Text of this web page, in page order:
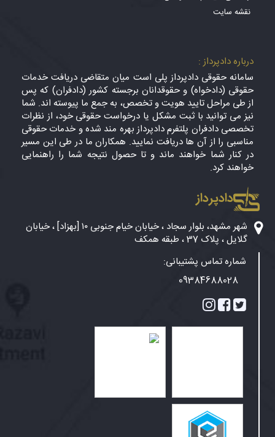
نقشه سایت
درباره دادپرداز :
سامانه حقوقی دادپرداز پلی است میان متقاضی دریافت خدمات
حقوقی (دادخواه) و حقوقدانان برجسته کشور (دادفران) که پس
از طی مراحل تایید هویت و تخصص، به جمع ما پیوسته اند. شما
نیز می توانید با ثبت مشکل یا درخواست حقوقی خود، از نظرات
تخصصی دادفران پلتفرم دادپرداز بهره مند شده و خدمات حقوقی
مناسبی را از آن ها دریافت نمایید. همکاران ما در طی این مسیر
در کنار شما خواهند ماند و تا حصول نتیجه شما را راهنمایی
خواهند کرد.
دادپرداز
شهر مشهد، بلوار سجاد ، خیابان خیام جنوبی ۱۰ [بهزاد] ، خیابان
گلایل ، پلاک 37 ، طبقه همکف
شماره تماس پشتیبانی:
09384688028